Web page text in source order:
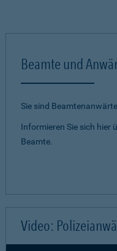
Beamte und
Sie sind
Informieren Sie sich hier
Beamte.
Video: